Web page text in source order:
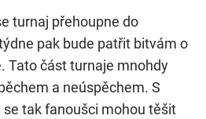
turnaj přehoupne do
pak bude patřit bitvám o
Tato část turnaje mnohdy
a neúspěchem. S
tak fanoušci mohou těšit